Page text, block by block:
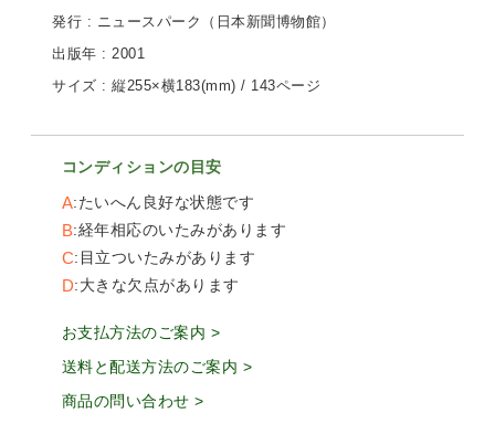
発行 : ニュースパーク（日本新聞博物館）
出版年 : 2001
サイズ : 縦255×横183(mm) / 143ページ
コンディションの目安
A たいへん良好な状態です
B 経年相応のいたみがあります
C 目立ついたみがあります
D 大きな欠点があります
お支払方法のご案内 >
送料と配送方法のご案内 >
商品の問い合わせ >